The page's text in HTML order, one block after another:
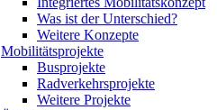
Was ist der Unterschied?
Weitere Konzepte
Mobilitätsprojekte
Busprojekte
Radverkehrsprojekte
Weitere Projekte